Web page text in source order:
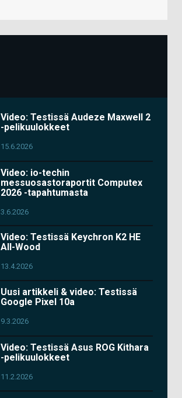
Video: Testissä Audeze Maxwell 2
-pelikuulokkeet
15.6.2026
Video: io-techin
messuosastoraportit Computex
2026 -tapahtumasta
3.6.2026
Video: Testissä Keychron K2 HE
All-Wood
13.4.2026
Uusi artikkeli & video: Testissä
Google Pixel 10a
9.3.2026
Video: Testissä Asus ROG Kithara
-pelikuulokkeet
11.2.2026